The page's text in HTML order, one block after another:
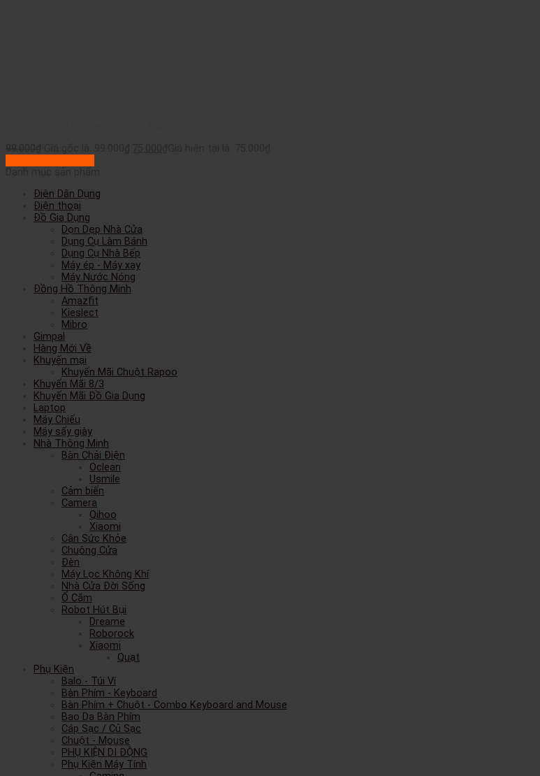
Điện Dân Dụng
Điện thoại
Đồ Gia Dụng
Dọn Dẹp Nhà Cửa
Dụng Cụ Làm Bánh
Dụng Cụ Nhà Bếp
Máy ép - Máy xay
Máy Nước Nóng
Đồng Hồ Thông Minh
Amazfit
Kieslect
Mibro
Gimpal
Hàng Mới Về
Khuyến mại
Khuyến Mãi Chuột Rapoo
Khuyến Mãi 8/3
Khuyến Mãi Đồ Gia Dụng
Laptop
Máy Chiếu
Máy sấy giày
Nhà Thông Minh
Bàn Chải Điện
Oclean
Usmile
Cảm biến
Camera
Qihoo
Xiaomi
Cân Sức Khỏe
Chuông Cửa
Đèn
Máy Lọc Không Khí
Nhà Cửa Đời Sống
Ổ Cắm
Robot Hút Bụi
Dreame
Roborock
Xiaomi
Quạt
Phụ Kiện
Balo - Túi Ví
Bàn Phím - Keyboard
Bàn Phím + Chuột - Combo Keyboard and Mouse
Bao Da Bàn Phím
Cáp Sạc / Củ Sạc
Chuột - Mouse
PHỤ KIỆN DI ĐỘNG
Phụ Kiện Máy Tính